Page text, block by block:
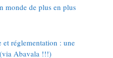
monde de plus en plus
réglementation : une
Abavala !!!)